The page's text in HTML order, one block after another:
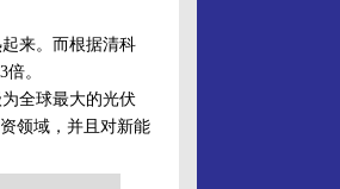
来。而根据清科
。
全球最大的光伏
领域，并且对新能